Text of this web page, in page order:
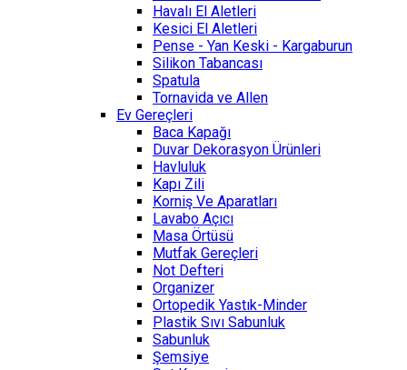
Havalı El Aletleri
Kesici El Aletleri
Pense - Yan Keski - Kargaburun
Silikon Tabancası
Spatula
Tornavida ve Allen
Ev Gereçleri
Baca Kapağı
Duvar Dekorasyon Ürünleri
Havluluk
Kapı Zili
Korniş Ve Aparatları
Lavabo Açıcı
Masa Örtüsü
Mutfak Gereçleri
Not Defteri
Organizer
Ortopedik Yastık-Minder
Plastik Sıvı Sabunluk
Sabunluk
Şemsiye